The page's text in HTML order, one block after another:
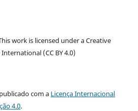
work is licensed under a Creative
(CC BY 4.0)
com a Licença Internacional
4.0.